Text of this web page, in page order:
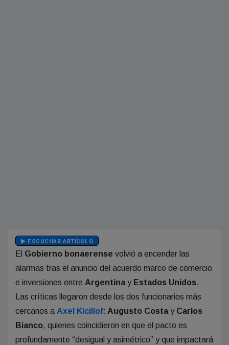
ESCUCHAR ARTÍCULO
El Gobierno bonaerense volvió a encender las
alarmas tras el anuncio del acuerdo marco de comercio
e inversiones entre ArgentinayEstados Unidos.
Las críticas llegaron desde los dos funcionarios más
cercanos a Axel Kicillof: Augusto Costay Carlos
Bianco, quienes coincidieron en que el pacto es
profundamente “desigual y asimétrico” y que impactará